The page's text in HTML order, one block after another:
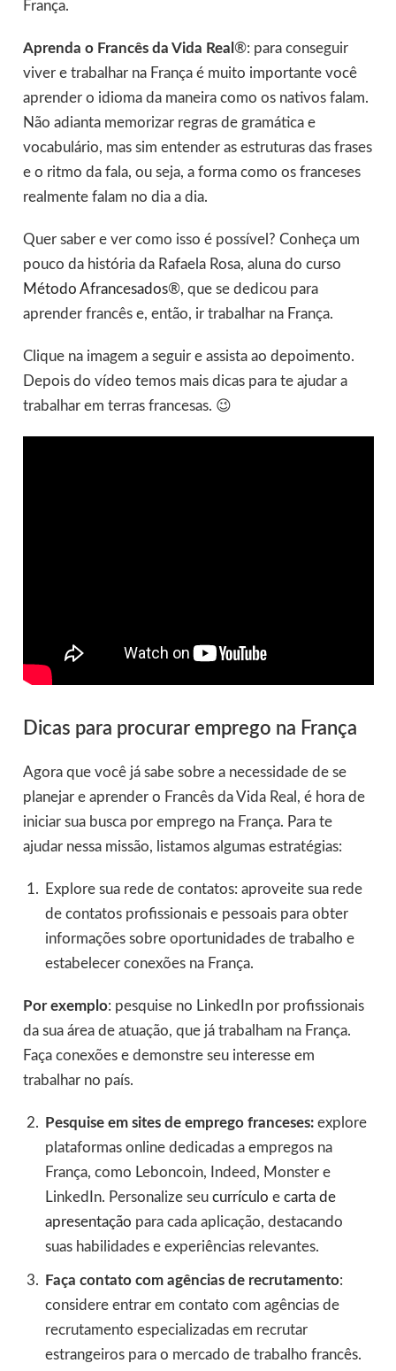
França.
Aprenda o Francês da Vida Real ®: para conseguir
viver e trabalhar na França é muito importante você
aprender o idioma da maneira como os nativos falam.
Não adianta memorizar regras de gramática e
vocabulário, mas sim entender as estruturas das frases
e o ritmo da fala, ou seja, a forma como os franceses
realmente falam no dia a dia.
Quer saber e ver como isso é possível? Conheça um
pouco da história da Rafaela Rosa, aluna do curso
Método Afrancesados®, que se dedicou para
aprender francês e, então, ir trabalhar na França.
Clique na imagem a seguir e assista ao depoimento.
Depois do vídeo temos mais dicas para te ajudar a
trabalhar em terras francesas. 😉
Dicas para procurar emprego na França
Agora que você já sabe sobre a necessidade de se
planejar e aprender o Francês da Vida Real, é hora de
iniciar sua busca por emprego na França. Para te
ajudar nessa missão, listamos algumas estratégias:
Explore sua rede de contatos: aproveite sua rede
de contatos profissionais e pessoais para obter
informações sobre oportunidades de trabalho e
estabelecer conexões na França.
Por exemplo: pesquise no LinkedIn por profissionais
da sua área de atuação, que já trabalham na França.
Faça conexões e demonstre seu interesse em
trabalhar no país.
Pesquise em sites de emprego franceses:explore
plataformas online dedicadas a empregos na
França, como Leboncoin, Indeed, Monster e
LinkedIn. Personalize seu currículo e carta de
apresentação para cada aplicação, destacando
suas habilidades e experiências relevantes.
Faça contato com agências de recrutamento:
considere entrar em contato com agências de
recrutamento especializadas em recrutar
estrangeiros para o mercado de trabalho francês.